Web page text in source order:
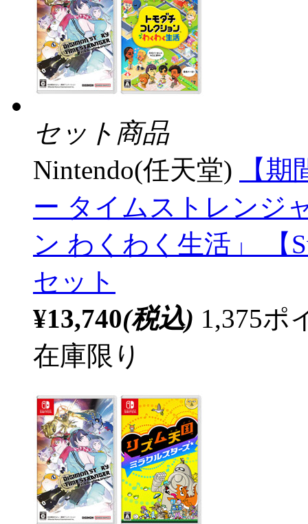
セット商品
Nintendo(任天堂)
【
ー タイムストレンジ
ン わくわく生活」 【
セット
¥13,740(税込) 1,375ポ
在庫限り